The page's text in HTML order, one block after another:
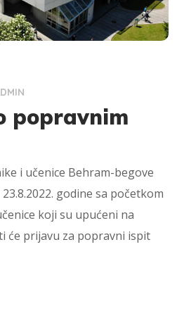
popravnim
i učenice Behram-begove
godine sa početkom
koji su upućeni na
će prijavu za popravni ispit